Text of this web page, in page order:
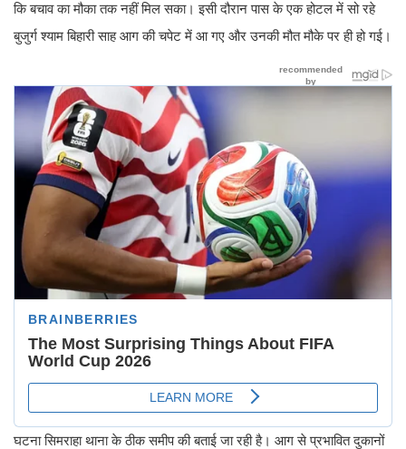
कि बचाव का मौका तक नहीं मिल सका। इसी दौरान पास के एक होटल में सो रहे
बुजुर्ग श्याम बिहारी साह आग की चपेट में आ गए और उनकी मौत मौके पर ही हो गई।
घटना सिमराहा थाना के ठीक समीप की बताई जा रही है। आग से प्रभावित दुकानों